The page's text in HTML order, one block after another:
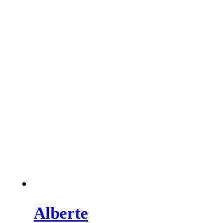
Alberte